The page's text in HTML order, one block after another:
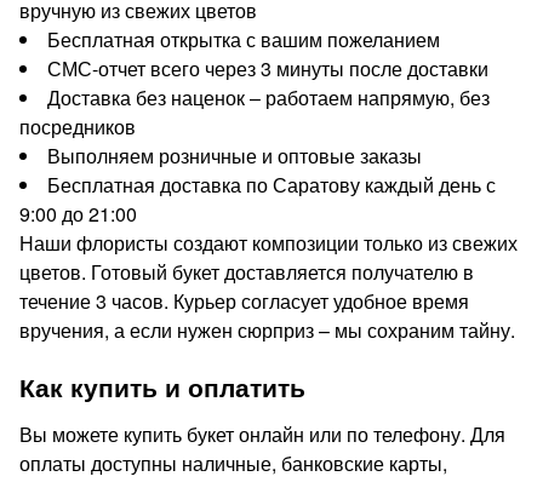
вручную из свежих цветов
Бесплатная открытка с вашим пожеланием
СМС-отчет всего через 3 минуты после доставки
Доставка без наценок – работаем напрямую, без
посредников
Выполняем розничные и оптовые заказы
Бесплатная доставка по Саратову каждый день с
9:00 до 21:00
Наши флористы создают композиции только из свежих
цветов. Готовый букет доставляется получателю в
течение 3 часов. Курьер согласует удобное время
вручения, а если нужен сюрприз – мы сохраним тайну.
Как купить и оплатить
Вы можете купить букет онлайн или по телефону. Для
оплаты доступны наличные, банковские карты,